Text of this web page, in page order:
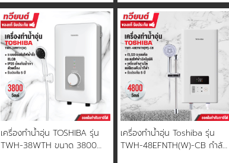
เครื่องทำน้ำอุ่น TOSHIBA รุ่น
TWH-38WTH ขนาด 3800
เครื่องทำน้ำอุ่น Toshiba รุ่น
TWH-48EFNTH(W)-CB กำลัง